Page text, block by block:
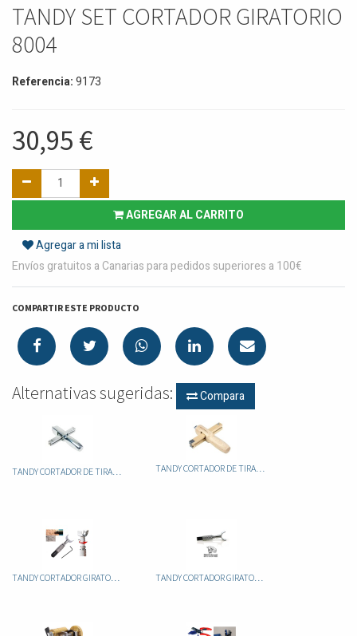
TANDY SET CORTADOR GIRATORIO
8004
Referencia:9173
30,95 €
AGREGAR AL CARRITO
Agregar a mi lista
Envíos gratuitos a Canarias para pedidos superiores a 100€
COMPARTIR ESTE PRODUCTO
Alternativas sugeridas: Compara